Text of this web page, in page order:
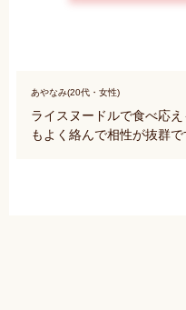
あやなみ(20代・女性)
ライスヌードルで食べ応
もよく絡んで相性が抜群で